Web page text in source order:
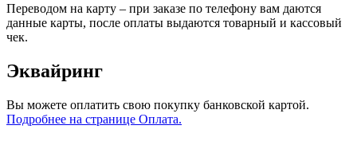
Переводом на карту – при заказе по телефону вам даются
данные карты, после оплаты выдаются товарный и кассовый
чек.
Эквайринг
Вы можете оплатить свою покупку банковской картой.
Подробнее на странице Оплата.